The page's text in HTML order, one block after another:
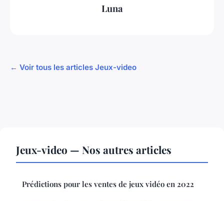
Luna
← Voir tous les articles Jeux-video
Jeux-video — Nos autres articles
Prédictions pour les ventes de jeux vidéo en 2022